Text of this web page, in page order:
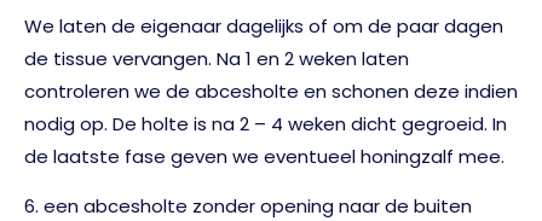
We laten de eigenaar dagelijks of om de paar dagen
de tissue vervangen. Na 1 en 2 weken laten
controleren we de abcesholte en schonen deze indien
nodig op. De holte is na 2 – 4 weken dicht gegroeid. In
de laatste fase geven we eventueel honingzalf mee.
6. een abcesholte zonder opening naar de buiten